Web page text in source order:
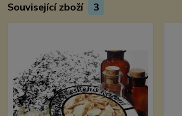
Související zboží 3